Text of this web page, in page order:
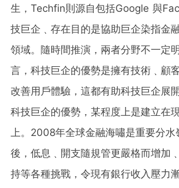
生，Techfin則源自包括Google 與
技巨企﹑存在目的是協助巨企染指金
領域。隨時間推演，兩者分野不一定
言，科技巨企的優勢是擁有技術﹑顧
改善用戶體驗，這都有助科技巨企展
科技巨企的優勢，某程度上是建立在
上。2008年全球金融海嘯是重要分水
後，低息﹑開支隨規管更嚴格而增加
持等各種挑戰，令現有銀行收入壓力